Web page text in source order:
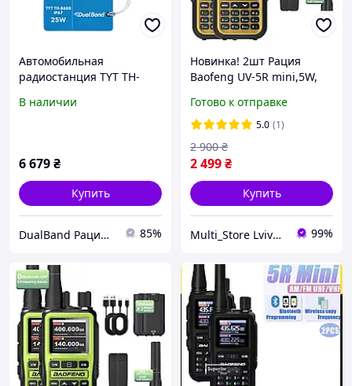
Автомобильная
радиостанция TYT TH-
В наличии
6 679₴
Купить
DualBand Рации для всех 85%
Новинка! 2шт Рация
Baofeng UV-5R mini,5W,
рация, 999
каналов,Bluetooth, Type-
C, Orange
Готово к отправке
5.0 (1)
2 499₴
2 900 ₴
Купить
Multi_Store LvivUA 99%